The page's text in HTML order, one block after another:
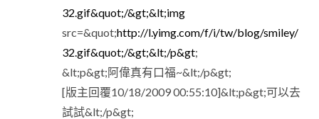
32.gif&quot;/&gt;&lt;img
src=&quot;http://l.yimg.com/f/i/tw/blog/smiley/
32.gif&quot;/&gt;&lt;/p&gt;
&lt;p&gt;阿偉真有口福~&lt;/p&gt;
[版主回覆10/18/2009 00:55:10]&lt;p&gt;可以去
試試&lt;/p&gt;